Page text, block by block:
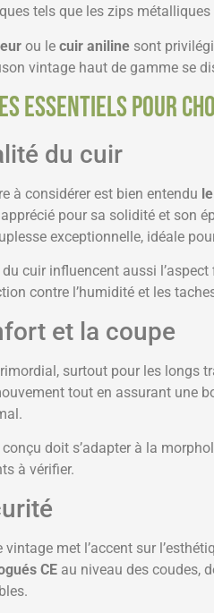
tels que les zips
ou le cuir aniline sont
vintage haut de gamme se
essentiels pour
du cuir
à considérer est bien entendu
pour sa solidité et son
exceptionnelle, idéale
cuir influencent aussi
contre l’humidité et les
et la coupe
surtout pour les longs
tout en assurant une
doit s’adapter à la
à vérifier.
met l’accent sur
CE au niveau des coudes,